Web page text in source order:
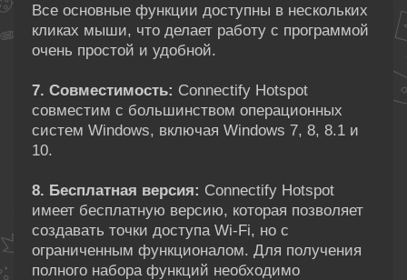
Все основные функции доступны в нескольких
кликах мыши, что делает работу с программой
очень простой и удобной.
7. Совместимость: Connectify Hotspot
совместим с большинством операционных
систем Windows, включая Windows 7, 8, 8.1 и
10.
8. Бесплатная версия: Connectify Hotspot
имеет бесплатную версию, которая позволяет
создавать точки доступа Wi-Fi, но с
ограниченным функционалом. Для получения
полного набора функций необходимо